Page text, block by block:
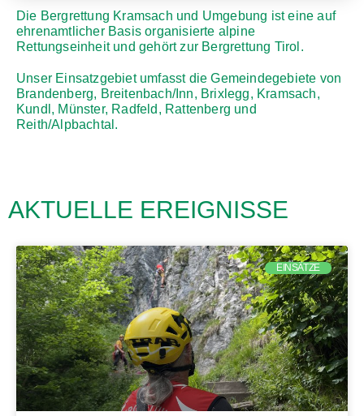
Die Bergrettung Kramsach und Umgebung ist eine auf
ehrenamtlicher Basis organisierte alpine
Rettungseinheit und gehört zur Bergrettung Tirol.
Unser Einsatzgebiet umfasst die Gemeindegebiete von
Brandenberg, Breitenbach/Inn, Brixlegg, Kramsach,
Kundl, Münster, Radfeld, Rattenberg und
Reith/Alpbachtal.
AKTUELLE EREIGNISSE
EINSÄTZE